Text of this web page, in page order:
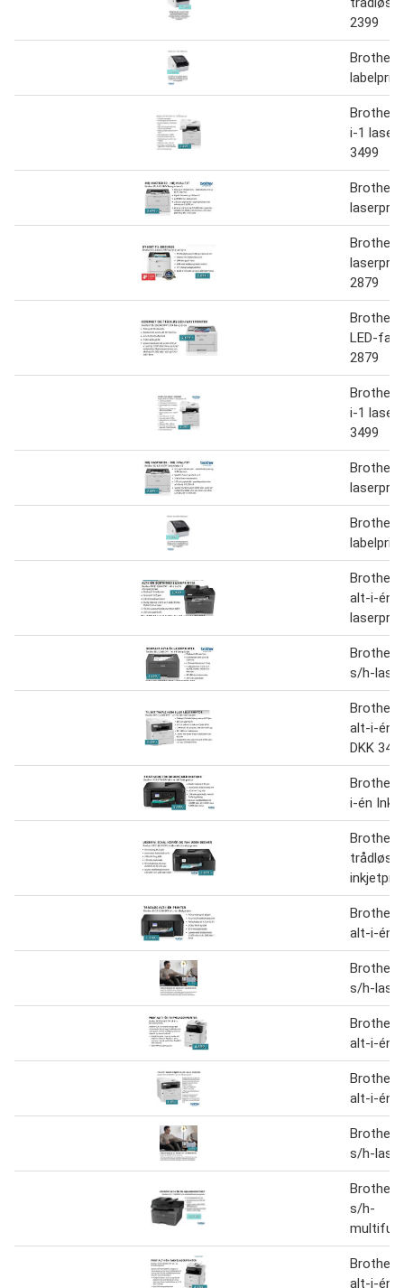
2399
Brother
Brother
i-1
3499
Brother
Brother
2879
Brother
LED-
2879
Brother
i-1
3499
Brother
Brother
Brother
alt-i-én
Brother
s/h-
Brother
alt-i-én
DKK
Brother
i-én Ink
Brother
trådløs
Brother
alt-i-én
Brother
s/h-
Brother
alt-i-én
Brother
alt-i-én
Brother
s/h-
Brother
s/h-
Brother
alt-i-én